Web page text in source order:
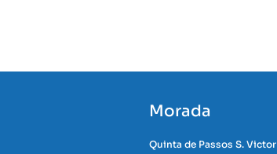
Morada
Quinta de Passos S. Victor